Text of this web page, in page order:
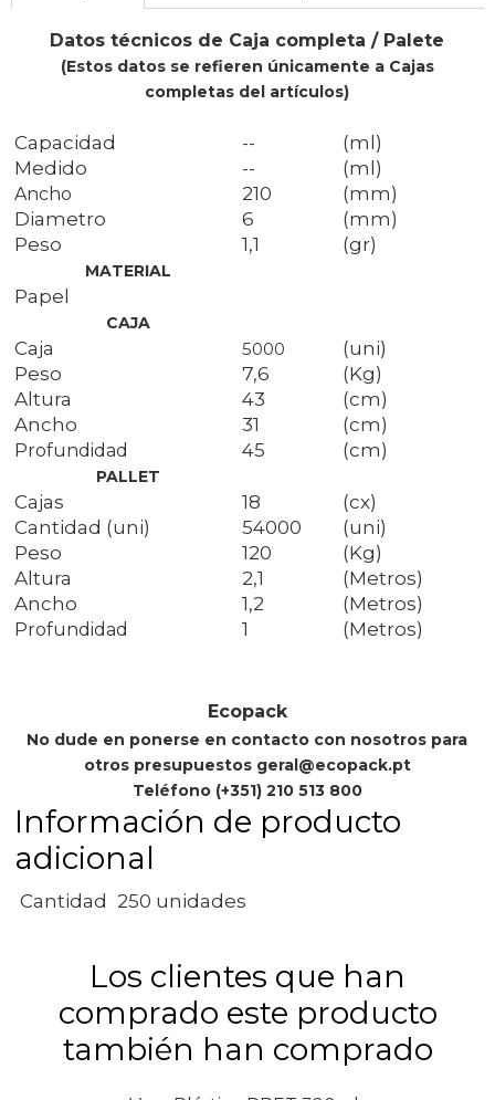
Datos técnicos de Caja completa / Palete
(Estos datos se refieren únicamente a Cajas
completas del artículos)
Capacidad --
(ml)
Medido
-- (ml)
Ancho 210
(mm)
Diametro
6
(mm)
Peso
1,1 (gr)
MATERIAL
Papel
CAJA
Caja 5000
(uni)
Peso
7,6
(Kg)
Altura
43
(cm)
Ancho
31 (cm)
Profundidad 45 (cm)
PALLET
Cajas 18
(cx)
Cantidad (uni)
54000
(uni)
Peso
120
(Kg)
Altura
2,1
(Metros)
Ancho
1,2 (Metros)
Profundidad 1 (Metros)
Ecopack
No dude en ponerse en contacto con nosotros para
otros presupuestos geral@ecopack.pt
Teléfono (+351) 210 513 800
Información de producto
adicional
Cantidad 250 unidades
Los clientes que han
comprado este producto
también han comprado